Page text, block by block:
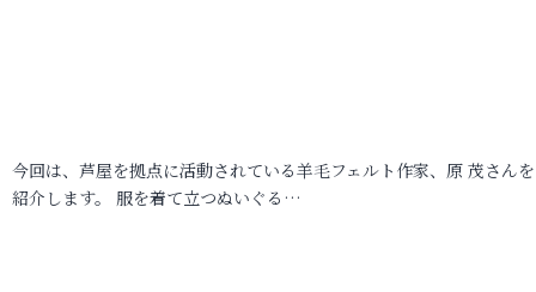
今回は、芦屋を拠点に活動されている羊毛フェルト作家、原 茂さん
紹介します。 服を着て立つぬいぐる…